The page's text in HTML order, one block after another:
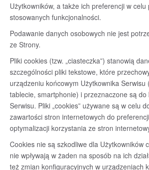
Użytkowników, a także ich preferencji w celu
stosowanych funkcjonalności.
Podawanie danych osobowych nie jest
ze Strony.
Pliki cookies (tzw. „ciasteczka”) stanowią
szczególności pliki tekstowe, które
urządzeniu końcowym Użytkownika Serwisu
tablecie, smartphonie) i przeznaczone są do
Serwisu. Pliki „cookies” używane są w celu
zawartości stron internetowych do
optymalizacji korzystania ze stron
Cookies nie są szkodliwe dla Użytkowników
nie wpływają w żaden na sposób na ich
też zmian konfiguracyjnych w urządzeniach